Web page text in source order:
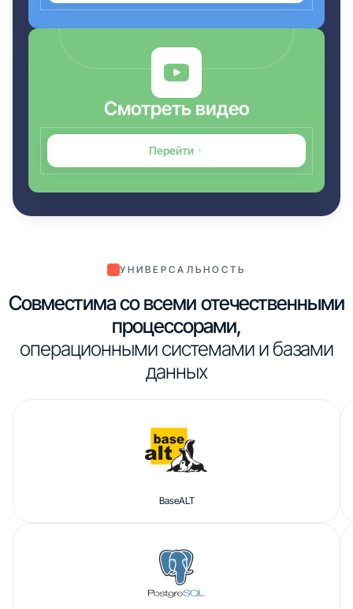
Смотреть видео
Перейти
УНИВЕРСАЛЬНОСТЬ
Совместима со всеми отечественными
процессорами,
операционными системами и базами
данных
BaseALT